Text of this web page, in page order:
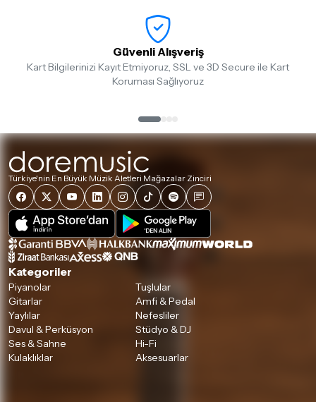
Güvenli Alışveriş
Kart Bilgilerinizi Kayıt Etmiyoruz, SSL ve 3D Secure ile Kart
Koruması Sağlıyoruz
Türkiye'nin En Büyük Müzik Aletleri Mağazalar Zinciri
Kategoriler
Piyanolar
Tuşlular
Gitarlar
Amfi & Pedal
Yaylılar
Nefesliler
Davul & Perküsyon
Stüdyo & DJ
Ses & Sahne
Hi-Fi
Kulaklıklar
Aksesuarlar